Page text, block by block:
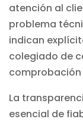
atención al
problema
indican
colegiado de
comprobación
La
esencial de